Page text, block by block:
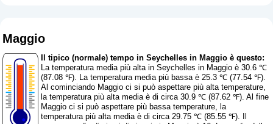
Maggio
Il tipico (normale) tempo in Seychelles in Maggio è questo:
La temperatura media più alta in Seychelles in Maggio è 30.6 ℃
(87.08 ℉). La temperatura media più bassa è 25.3 ℃ (77.54 ℉).
Al cominciando Maggio ci si può aspettare più alta temperature,
la temperatura più alta media è di circa 30.9 ℃ (87.62 ℉). Al fine
Maggio ci si può aspettare più bassa temperature, la
temperatura più alta media è di circa 29.75 ℃ (85.55 ℉). Il